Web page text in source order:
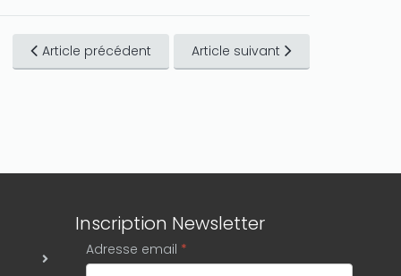
Article précédent Article suivant
Inscription Newsletter
Adresse email *